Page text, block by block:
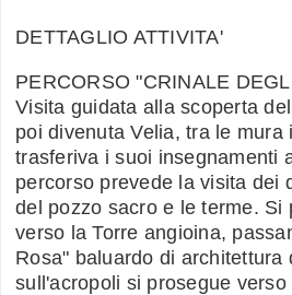
DETTAGLIO ATTIVITA'
PERCORSO "CRINALE
Visita guidata alla scoperta
poi divenuta Velia, tra le mura
trasferiva i suoi insegnamenti
percorso prevede la visita dei
del pozzo sacro e le terme. Si
verso la Torre angioina,
Rosa" baluardo di architettura
sull'acropoli si prosegue